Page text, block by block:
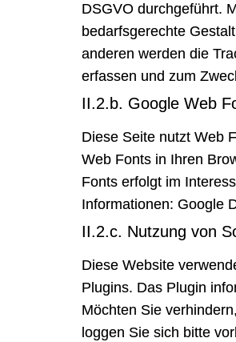
DSGVO durchgeführt.
bedarfsgerechte
anderen werden die
erfassen und zum
II.2.b. Google Web
Diese Seite nutzt Web
Web Fonts in Ihren
Fonts erfolgt im
Informationen: Google
II.2.c. Nutzung von
Diese Website
Plugins. Das Plugin
Möchten Sie
loggen Sie sich bitte